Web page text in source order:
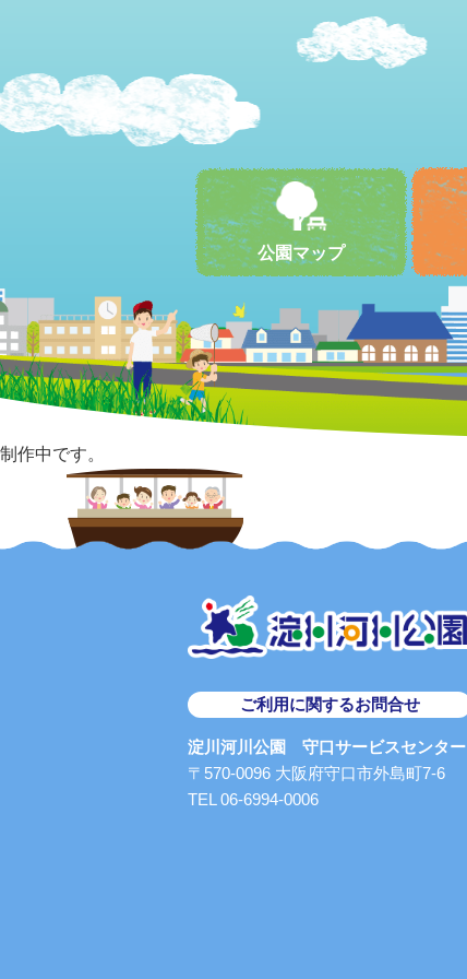
公園マップ
制作中です。
ご利用に関するお問合せ
淀川河川公園 守口サービスセンター
〒570-0096 大阪府守口市外島町7-6
TEL 06-6994-0006